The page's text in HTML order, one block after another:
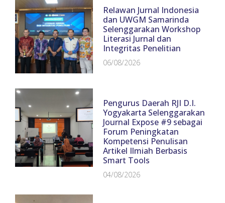
Relawan Jurnal Indonesia
dan UWGM Samarinda
Selenggarakan Workshop
Literasi Jurnal dan
Integritas Penelitian
06/08/2026
Pengurus Daerah RJI D.I.
Yogyakarta Selenggarakan
Journal Expose #9 sebagai
Forum Peningkatan
Kompetensi Penulisan
Artikel Ilmiah Berbasis
Smart Tools
04/08/2026